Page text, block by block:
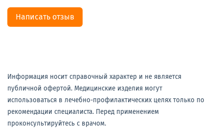
Написать отзыв
Информация носит справочный характер и не является
публичной офертой. Медицинские изделия могут
использоваться в лечебно-профилактических целях только по
рекомендации специалиста. Перед применением
проконсультируйтесь с врачом.